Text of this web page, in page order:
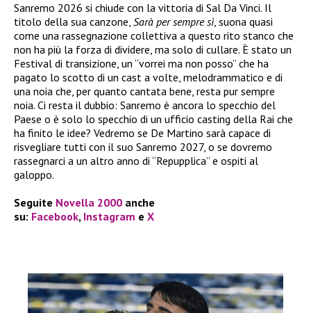
Sanremo 2026 si chiude con la vittoria di Sal Da Vinci. Il
titolo della sua canzone, Sarà per sempre sì, suona quasi
come una rassegnazione collettiva a questo rito stanco che
non ha più la forza di dividere, ma solo di cullare. È stato un
Festival di transizione, un “vorrei ma non posso” che ha
pagato lo scotto di un cast a volte, melodrammatico e di
una noia che, per quanto cantata bene, resta pur sempre
noia. Ci resta il dubbio: Sanremo è ancora lo specchio del
Paese o è solo lo specchio di un ufficio casting della Rai che
ha finito le idee? Vedremo se De Martino sarà capace di
risvegliare tutti con il suo Sanremo 2027, o se dovremo
rassegnarci a un altro anno di “Repupplica” e ospiti al
galoppo.
Seguite Novella 2000 anche
su: Facebook, Instagram e X